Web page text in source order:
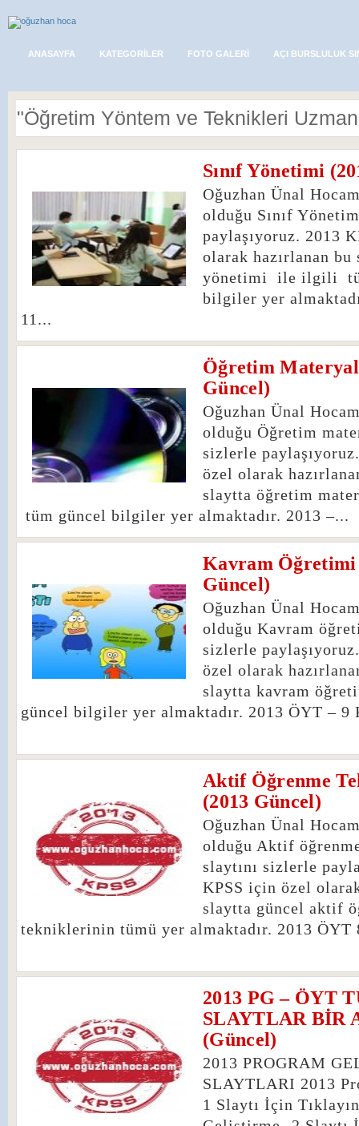
ANASAYFA KATEGORILER FOTO GALERI AÇI BURSLULUK
"Öğretim Yöntem ve Teknikleri
Sınıf Yönetimi
Oğuzhan Ünal
olduğu Sınıf
paylaşıyoruz. 2013
olarak hazırlanan bu
yönetimi ile ilgili
bilgiler yer
11...
Öğretim
Güncel)
Oğuzhan Ünal
olduğu Öğretim
sizlerle
özel olarak
slaytta öğretim
tüm güncel bilgiler yer almaktadır. 2013 –...
Kavram Öğretimi
Güncel)
Oğuzhan Ünal
olduğu Kavram
sizlerle
özel olarak
slaytta kavram
güncel bilgiler yer almaktadır. 2013 ÖYT –
Aktif Öğrenme
(2013 Güncel)
Oğuzhan Ünal
olduğu Aktif
slaytını sizlerle
KPSS için özel
slaytta güncel aktif
tekniklerinin tümü yer almaktadır. 2013
2013 PG – ÖYT
SLAYTLAR BİR
(Güncel)
2013 PROGRAM
SLAYTLARI 2013
1 Slaytı İçin